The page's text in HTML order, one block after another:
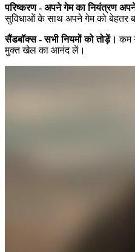
परिष्करण - अपने गेम का नियंत्रण
सुविधाओं के साथ अपने गेम को बेहतर
सैंडबॉक्स - सभी नियमों को तोड़ें। कम
मुक्त खेल का आनंद लें।